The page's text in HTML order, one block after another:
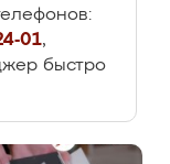
01,
быстро